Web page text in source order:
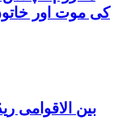
کی موت اور
بین الاقوامی